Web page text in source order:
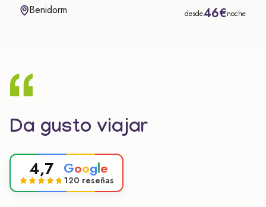
Benidorm desde46€noche
Da gusto viajar
4,7 Google
120 reseñas